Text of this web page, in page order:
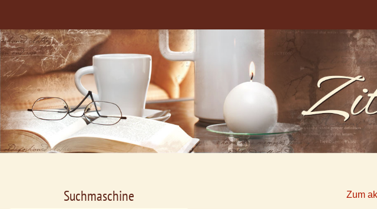
Zum
Suchmaschine